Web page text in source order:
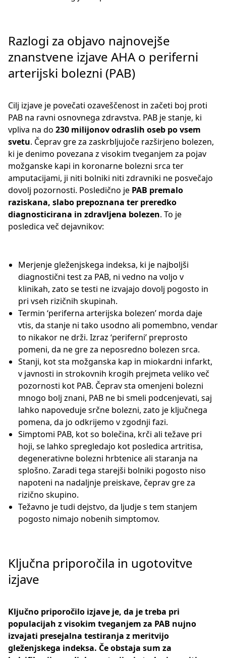
Razlogi za objavo najnovejše
znanstvene izjave AHA o periferni
arterijski bolezni (PAB)
Cilj izjave je povečati ozaveščenost in začeti boj proti
PAB na ravni osnovnega zdravstva. PAB je stanje, ki
vpliva na do 230 milijonov odraslih oseb po vsem
svetu. Čeprav gre za zaskrbljujoče razširjeno bolezen,
ki je denimo povezana z visokim tveganjem za pojav
možganske kapi in koronarne bolezni srca ter
amputacijami, ji niti bolniki niti zdravniki ne posvečajo
dovolj pozornosti. Posledično je PAB premalo
raziskana, slabo prepoznana ter preredko
diagnosticirana in zdravljena bolezen. To je
posledica več dejavnikov:
Merjenje gleženjskega indeksa, ki je najboljši
diagnostični test za PAB, ni vedno na voljo v
klinikah, zato se testi ne izvajajo dovolj pogosto in
pri vseh rizičnih skupinah.
Termin ‘periferna arterijska bolezen’ morda daje
vtis, da stanje ni tako usodno ali pomembno, vendar
to nikakor ne drži. Izraz ‘periferni’ preprosto
pomeni, da ne gre za neposredno bolezen srca.
Stanji, kot sta možganska kap in miokardni infarkt,
v javnosti in strokovnih krogih prejmeta veliko več
pozornosti kot PAB. Čeprav sta omenjeni bolezni
mnogo bolj znani, PAB ne bi smeli podcenjevati, saj
lahko napoveduje srčne bolezni, zato je ključnega
pomena, da jo odkrijemo v zgodnji fazi.
Simptomi PAB, kot so bolečina, krči ali težave pri
hoji, se lahko spregledajo kot posledica artritisa,
degenerativne bolezni hrbtenice ali staranja na
splošno. Zaradi tega starejši bolniki pogosto niso
napoteni na nadaljnje preiskave, čeprav gre za
rizično skupino.
Težavno je tudi dejstvo, da ljudje s tem stanjem
pogosto nimajo nobenih simptomov.
Ključna priporočila in ugotovitve
izjave
Ključno priporočilo izjave je, da je treba pri
populacijah z visokim tveganjem za PAB nujno
izvajati presejalna testiranja z meritvijo
gleženjskega indeksa. Če obstaja sum za